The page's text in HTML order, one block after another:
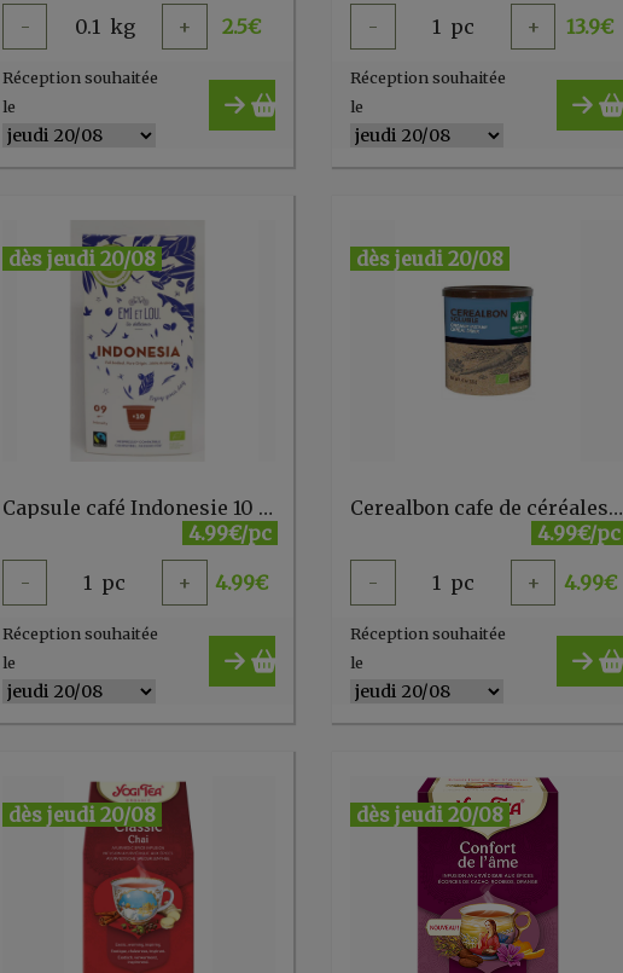
- 0.1 kg + 2.5€
Réception souhaitée
le
- 1 pc + 13.9€
Réception souhaitée
le
dès jeudi 20/08
Capsule café Indonesie 10 capsule 100% cup+sac dégradable Emi et Lou
4.99€/pc
- 1 pc + 4.99€
Réception souhaitée
le
dès jeudi 20/08
Cerealbon cafe de céréales - 125 gr
4.99€/pc
- 1 pc + 4.99€
Réception souhaitée
le
dès jeudi 20/08 dès jeudi 20/08